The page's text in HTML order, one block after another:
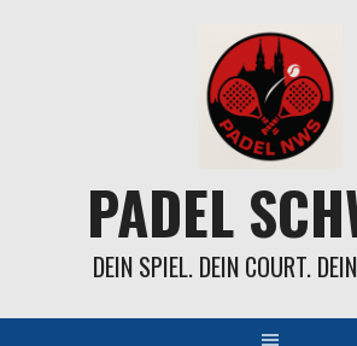
PADEL
DEIN SPIEL. DEIN COURT.